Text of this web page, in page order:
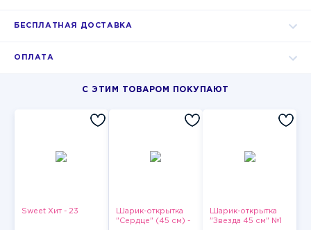
БЕСПЛАТНАЯ ДОСТАВКА
ОПЛАТА
С ЭТИМ ТОВАРОМ ПОКУПАЮТ
Sweet Хит - 23
Шарик-открытка
"Сердце" (45 см) -
Шарик-открытка
"Звезда 45 см" №1